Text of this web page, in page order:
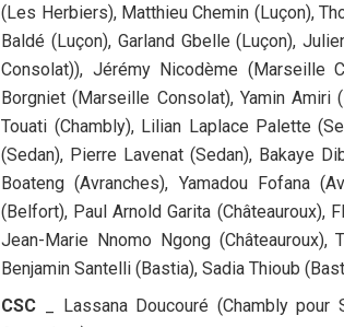
(Les Herbiers), Matthieu Chemin (Luçon),
Baldé (Luçon), Garland Gbelle (Luçon),
Consolat)), Jérémy Nicodème (Marseille
Borgniet (Marseille Consolat), Yamin Amiri
Touati (Chambly), Lilian Laplace Palette
(Sedan), Pierre Lavenat (Sedan), Bakaye
Boateng (Avranches), Yamadou Fofana
(Belfort), Paul Arnold Garita (Châteauroux),
Jean-Marie Nnomo Ngong (Châteauroux),
Benjamin Santelli (Bastia), Sadia Thioub
CSC _ Lassana Doucouré (Chambly pour